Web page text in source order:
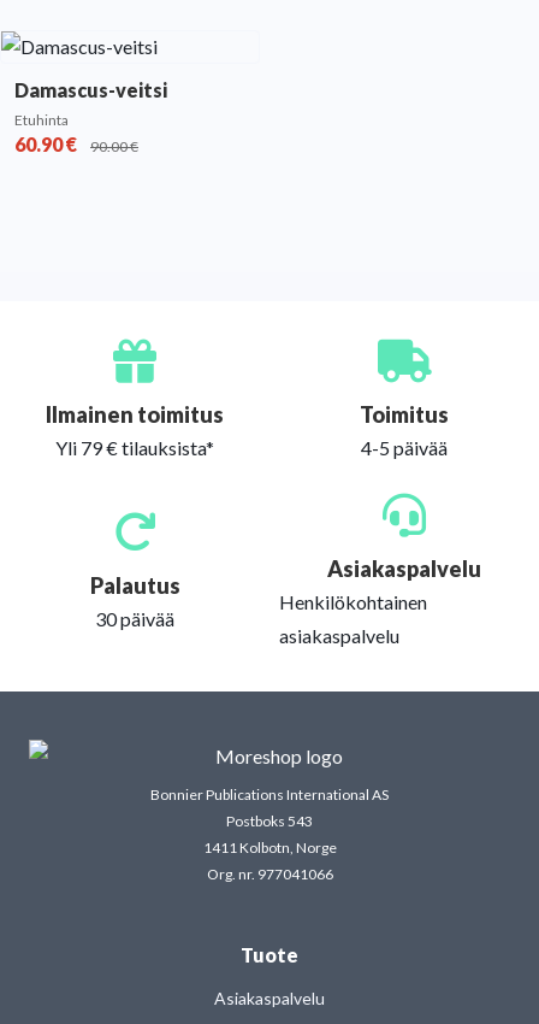
Damascus-veitsi
Etuhinta
60.90€ 90.00€
Ilmainen toimitus
Yli 79 € tilauksista*
Toimitus
4-5 päivää
Palautus
30 päivää
Asiakaspalvelu
Henkilökohtainen
asiakaspalvelu
Bonnier Publications International AS
Postboks 543
1411 Kolbotn, Norge
Org. nr. 977041066
Tuote
Asiakaspalvelu